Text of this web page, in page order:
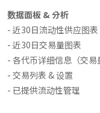
数据面板 & 分析
- 近30日流动性供应图表
- 近30日交易量图表
- 各代币详细信息（交易
- 交易列表 & 设置
- 已提供流动性管理